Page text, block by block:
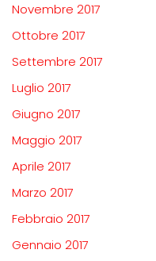
Novembre 2017
Ottobre 2017
Settembre 2017
Luglio 2017
Giugno 2017
Maggio 2017
Aprile 2017
Marzo 2017
Febbraio 2017
Gennaio 2017